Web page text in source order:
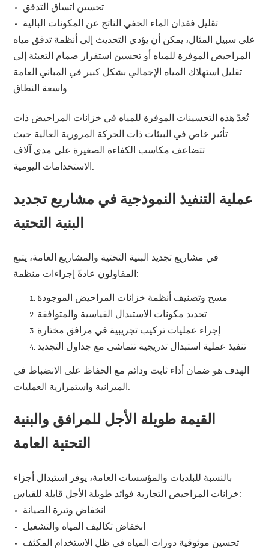
تحسين اتساق التدفق
تقليل فقدان الماء الخفي الناتج عن المكونات البالية
على سبيل المثال، يمكن أن يؤدي التحديث إلى أنظمة تدفق مياه
المراحيض الموفرة للمياه أو تحسين استقرار صمام التعبئة إلى
تقليل استهلاك المياه الإجمالي بشكل كبير في المباني العامة
واسعة النطاق.
تُعدّ هذه التحسينات الموفرة للمياه في خزانات المراحيض ذات
تأثير خاص في البيئات ذات الحركة المرورية العالية حيث
تتضاعف مكاسب الكفاءة الصغيرة على مدى آلاف
الاستخدامات اليومية.
عملية التنفيذ النموذجية في مشاريع تجديد
البنية التحتية
في مشاريع تجديد البنية التحتية والمشاريع العامة، يتبع
المقاولون عادةً إجراءات منظمة:
مسح وتصنيف أنظمة خزانات المراحيض الموجودة
تحديد مكونات الاستبدال القياسية والمتوافقة
إجراء عمليات تركيب تجريبية في مرافق مختارة
تنفيذ عملية استبدال تدريجية تتماشى مع جداول التجديد
الهدف هو ضمان أداء ثابت ودائم مع الحفاظ على الانضباط في
الميزانية واستمرارية العمليات.
القيمة طويلة الأجل للمرافق والبنية
التحتية العامة
بالنسبة للبلديات والمؤسسات العامة، يوفر استبدال أجزاء
خزانات المراحيض التجارية فوائد طويلة الأجل قابلة للقياس:
انخفاض وتيرة الصيانة
انخفاض تكاليف المياه والتشغيل
تحسين موثوقية دورات المياه في ظل الاستخدام المكثف